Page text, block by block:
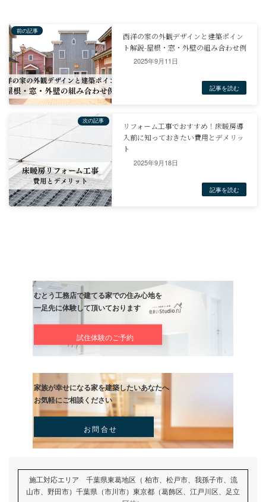
まとめ
注文住宅の工期は、工法や設計の複雑さ、仕様変更、天候など様々
よって影響を受けます。
地元工務店の場合、平均的な工期は4～5ヶ月ですが、場合によって
上かかることもあります。
スムーズな家づくりを実現するためには、綿密な打ち合わせと計画
更による工期への影響を理解することが重要です。
これらの点を踏まえ、余裕を持った計画を立てることで、安心して
ム建設を進めることができます。
むとう工務店では、お客様の理想の住まいを形にするため、丁寧な
グと綿密な工程管理を徹底しております。
注文住宅は「工期が読めない」といったご不安の声もありますが、
地元密着の工務店として、信頼と実績を積み重ねてきた私たちだか
お客様に寄り添った柔軟な対応が可能です。
どうぞ安心してご相談ください。
西洋の家の外観デザインと建築
ト解説-屋根・窓・外壁の組み
2025年9月11日
次の記事
リフォーム工事でおすすめ！床
2025年9月18日